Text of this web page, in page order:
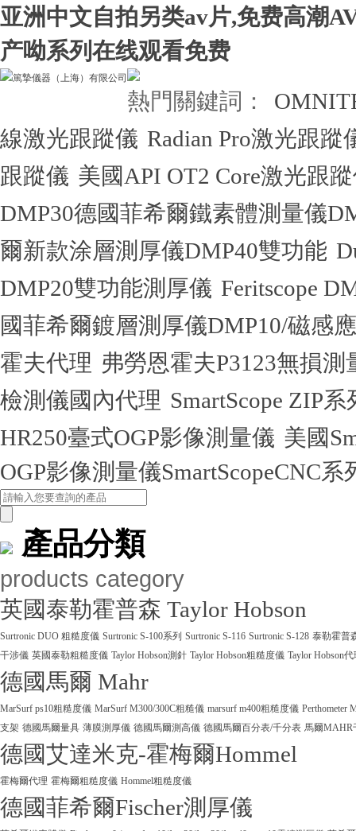
亚洲中文自拍另类av片,免费高潮
产呦系列在线观看免费
熱門關鍵詞：
線激光跟蹤儀 Radian Pro激光跟蹤
跟蹤儀 美國API OT2 Core激光跟
DMP30德國菲希爾鐵素體測量儀
爾新款涂層測厚儀DMP40雙功能
DMP20雙功能測厚儀 Feritscope
國菲希爾鍍層測厚儀DMP10/磁感
霍夫代理 弗勞恩霍夫P3123無損
檢測儀國內代理 SmartScope ZIP
HR250臺式OGP影像測量儀 美國
OGP影像測量儀SmartScopeCNC系
產品分類
products category
英國泰勒霍普森 Taylor Hobson
Surtronic DUO 粗糙度儀 Surtronic S-100系列 Surtronic S-116 Surtronic S-128 泰勒霍普
干涉儀 英國泰勒粗糙度儀 Taylor Hobson測針 Taylor Hobson粗糙度儀 Taylor Hobson代
德國馬爾 Mahr
MarSurf ps10粗糙度儀 MarSurf M300/300C粗糙儀 marsurf m400粗糙度儀 Perthometer
支架 德國馬爾量具 薄膜測厚儀 德國馬爾測高儀 德國馬爾百分表/千分表 馬爾MAHR
德國艾達米克-霍梅爾Hommel
霍梅爾代理 霍梅爾粗糙度儀 Hommel粗糙度儀
德國菲希爾Fischer測厚儀